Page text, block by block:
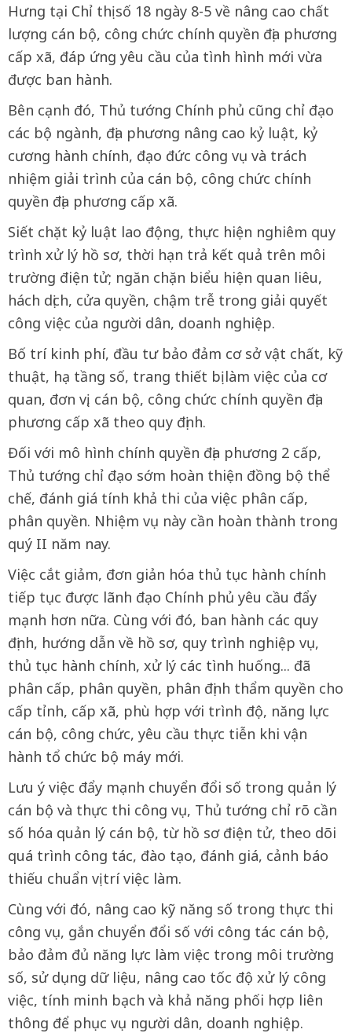
Hưng tại Chỉ thị số 18 ngày 8-5 về nâng cao chất
lượng cán bộ, công chức chính quyền địa phương
cấp xã, đáp ứng yêu cầu của tình hình mới vừa
được ban hành.
Bên cạnh đó, Thủ tướng Chính phủ cũng chỉ đạo
các bộ ngành, địa phương nâng cao kỷ luật, kỷ
cương hành chính, đạo đức công vụ và trách
nhiệm giải trình của cán bộ, công chức chính
quyền địa phương cấp xã.
Siết chặt kỷ luật lao động, thực hiện nghiêm quy
trình xử lý hồ sơ, thời hạn trả kết quả trên môi
trường điện tử; ngăn chặn biểu hiện quan liêu,
hách dịch, cửa quyền, chậm trễ trong giải quyết
công việc của người dân, doanh nghiệp.
Bố trí kinh phí, đầu tư bảo đảm cơ sở vật chất, kỹ
thuật, hạ tầng số, trang thiết bị làm việc của cơ
quan, đơn vị, cán bộ, công chức chính quyền địa
phương cấp xã theo quy định.
Đối với mô hình chính quyền địa phương 2 cấp,
Thủ tướng chỉ đạo sớm hoàn thiện đồng bộ thể
chế, đánh giá tính khả thi của việc phân cấp,
phân quyền. Nhiệm vụ này cần hoàn thành trong
quý II năm nay.
Việc cắt giảm, đơn giản hóa thủ tục hành chính
tiếp tục được lãnh đạo Chính phủ yêu cầu đẩy
mạnh hơn nữa. Cùng với đó, ban hành các quy
định, hướng dẫn về hồ sơ, quy trình nghiệp vụ,
thủ tục hành chính, xử lý các tình huống... đã
phân cấp, phân quyền, phân định thẩm quyền cho
cấp tỉnh, cấp xã, phù hợp với trình độ, năng lực
cán bộ, công chức, yêu cầu thực tiễn khi vận
hành tổ chức bộ máy mới.
Lưu ý việc đẩy mạnh chuyển đổi số trong quản lý
cán bộ và thực thi công vụ, Thủ tướng chỉ rõ cần
số hóa quản lý cán bộ, từ hồ sơ điện tử, theo dõi
quá trình công tác, đào tạo, đánh giá, cảnh báo
thiếu chuẩn vị trí việc làm.
Cùng với đó, nâng cao kỹ năng số trong thực thi
công vụ, gắn chuyển đổi số với công tác cán bộ,
bảo đảm đủ năng lực làm việc trong môi trường
số, sử dụng dữ liệu, nâng cao tốc độ xử lý công
việc, tính minh bạch và khả năng phối hợp liên
thông để phục vụ người dân, doanh nghiệp.